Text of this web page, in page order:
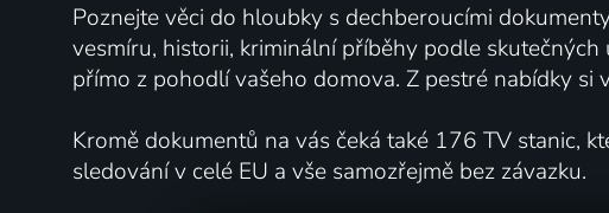
Poznejte věci do hloubky s dechberoucími
vesmíru, historii, kriminální příběhy podle skutečných
přímo z pohodlí vašeho domova. Z pestré nabídky si
Kromě dokumentů na vás čeká také 176 TV stanic,
sledování v celé EU a vše samozřejmě bez závazku.